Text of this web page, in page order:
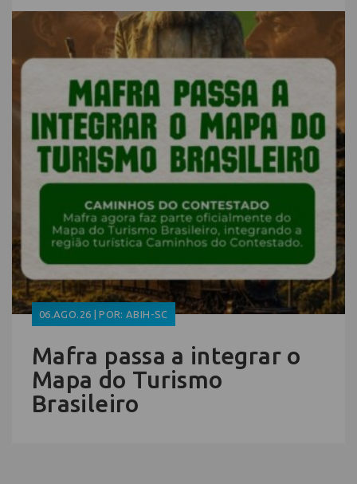
06.AGO.26 | POR: ABIH-SC
Mafra passa a integrar o
Mapa do Turismo
Brasileiro